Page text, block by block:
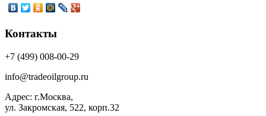
Контакты
+7 (499) 008-00-29
info@tradeoilgroup.ru
Адрес: г.Москва,
ул. Закромская, 522, корп.32